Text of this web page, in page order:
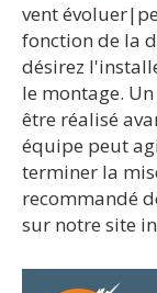
vent
fonction de la
désirez
le montage.
être réalisé
équipe peut
terminer la
recommandé
sur notre site